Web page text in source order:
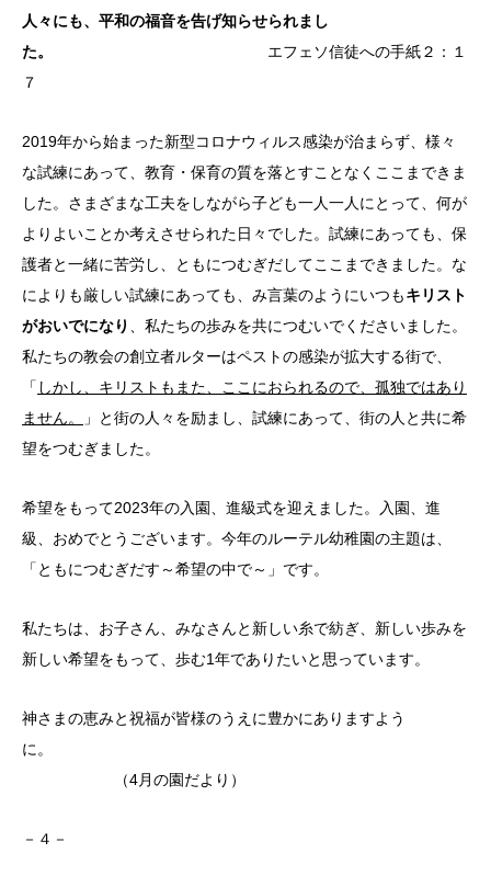
人々にも、平和の福音を告げ知らせられまし
た。
エフェソ信徒への手紙２：１
７
2019年から始まった新型コロナウィルス感染が治まらず、様々
な試練にあって、教育・保育の質を落とすことなくここまできま
した。さまざまな工夫をしながら子ども一人一人にとって、何が
よりよいことか考えさせられた日々でした。試練にあっても、保
護者と一緒に苦労し、ともにつむぎだしてここまできました。な
によりも厳しい試練にあっても、み言葉のようにいつもキリスト
がおいでになり
、私たちの歩みを共につむいでくださいました。
私たちの教会の創立者ルターはペストの感染が拡大する街で、
「 しかし、キリストもまた、ここにおられるので、孤独ではあり
ません。
」と街の人々を励まし、試練にあって、街の人と共に希
望をつむぎました。
希望をもって2023年の入園、進級式を迎えました。入園、進
級、おめでとうございます。今年のルーテル幼稚園の主題は、
「ともにつむぎだす～希望の中で～」です。
私たちは、お子さん、みなさんと新しい糸で紡ぎ、新しい歩みを
新しい希望をもって、歩む1年でありたいと思っています。
神さまの恵みと祝福が皆様のうえに豊かにありますよう
に。
（4月の園だより）
－４－